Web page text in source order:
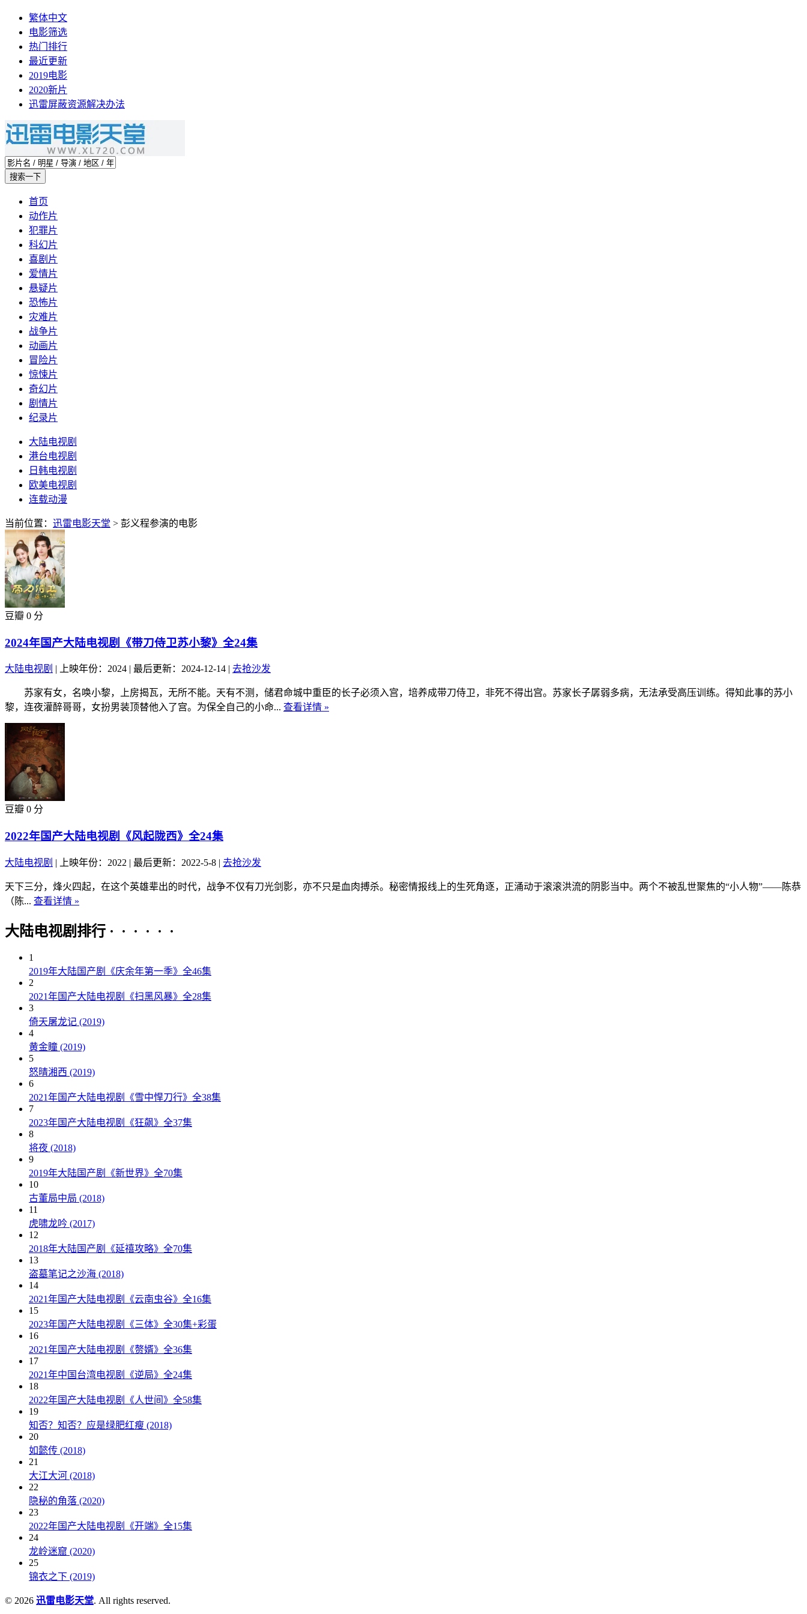
繁体中文
电影筛选
热门排行
最近更新
2019电影
2020新片
迅雷屏蔽资源解决办法
首页
动作片
犯罪片
科幻片
喜剧片
爱情片
悬疑片
恐怖片
灾难片
战争片
动画片
冒险片
惊悚片
奇幻片
剧情片
纪录片
大陆电视剧
港台电视剧
日韩电视剧
欧美电视剧
连载动漫
当前位置： 迅雷电影天堂 > 彭义程参演的电影
豆瓣 0 分
2024年国产大陆电视剧《带刀侍卫苏小黎》全24集
大陆电视剧 | 上映年份：2024 | 最后更新：2024-12-14 | 去抢沙发
苏家有女，名唤小黎，上房揭瓦，无所不能。天有不测，储君命城中重臣的长子必须入宫，培养成带刀侍卫，非死不得出宫。苏家长子孱弱多病，无法承受高压训练。得知此事的苏小
黎，连夜灌醉哥哥，女扮男装顶替他入了宫。为保全自己的小命... 查看详情 »
豆瓣 0 分
2022年国产大陆电视剧《风起陇西》全24集
大陆电视剧 | 上映年份：2022 | 最后更新：2022-5-8 | 去抢沙发
天下三分，烽火四起，在这个英雄辈出的时代，战争不仅有刀光剑影，亦不只是血肉搏杀。秘密情报线上的生死角逐，正涌动于滚滚洪流的阴影当中。两个不被乱世聚焦的“小人物”——陈恭
（陈... 查看详情 »
大陆电视剧排行 · · · · · ·
1
2019年大陆国产剧《庆余年第一季》全46集
2
2021年国产大陆电视剧《扫黑风暴》全28集
3
倚天屠龙记 (2019)
4
黄金瞳 (2019)
5
怒晴湘西 (2019)
6
2021年国产大陆电视剧《雪中悍刀行》全38集
7
2023年国产大陆电视剧《狂飙》全37集
8
将夜 (2018)
9
2019年大陆国产剧《新世界》全70集
10
古董局中局 (2018)
11
虎啸龙吟 (2017)
12
2018年大陆国产剧《延禧攻略》全70集
13
盗墓笔记之沙海 (2018)
14
2021年国产大陆电视剧《云南虫谷》全16集
15
2023年国产大陆电视剧《三体》全30集+彩蛋
16
2021年国产大陆电视剧《赘婿》全36集
17
2021年中国台湾电视剧《逆局》全24集
18
2022年国产大陆电视剧《人世间》全58集
19
知否？知否？应是绿肥红瘦 (2018)
20
如懿传 (2018)
21
大江大河 (2018)
22
隐秘的角落 (2020)
23
2022年国产大陆电视剧《开端》全15集
24
龙岭迷窟 (2020)
25
锦衣之下 (2019)
© 2026 迅雷电影天堂. All rights reserved.